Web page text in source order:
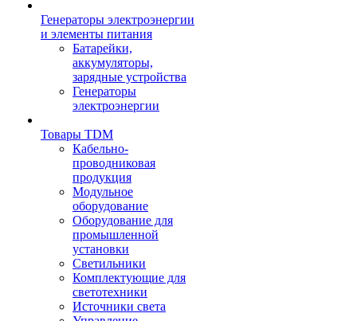
Генераторы электроэнергии
и элементы питания
Батарейки,
аккумуляторы,
зарядные устройства
Генераторы
электроэнергии
Товары TDM
Кабельно-
проводниковая
продукция
Модульное
оборудование
Оборудование для
промышленной
установки
Светильники
Комплектующие для
светотехники
Источники света